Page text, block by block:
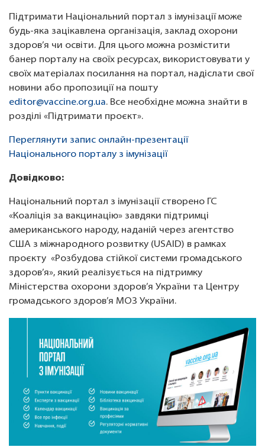
Підтримати Національний портал з імунізації може
будь-яка зацікавлена організація, заклад охорони
здоров’я чи освіти. Для цього можна розмістити
банер порталу на своїх ресурсах, використовувати у
своїх матеріалах посилання на портал, надіслати свої
новини або пропозиції на пошту
editor@vaccine.org.ua. Все необхідне можна знайти в
розділі «Підтримати проєкт».
Переглянути запис онлайн-презентації
Національного порталу з імунізації
Довідково:
Національний портал з імунізації створено ГС
«Коаліція за вакцинацію» завдяки підтримці
американського народу, наданій через агентство
США з міжнародного розвитку (USAID) в рамках
проєкту «Розбудова стійкої системи громадського
здоров’я», який реалізується на підтримку
Міністерства охорони здоров’я України та Центру
громадського здоров’я МОЗ України.